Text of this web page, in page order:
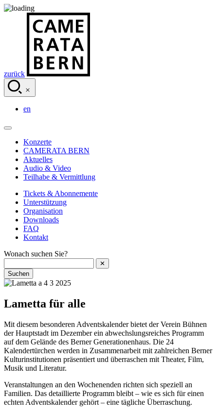
zurück
en
Konzerte
CAMERATA BERN
Aktuelles
Audio & Video
Teilhabe & Vermittlung
Tickets & Abonnemente
Unterstützung
Organisation
Downloads
FAQ
Kontakt
Wonach suchen Sie?
✕
Suchen
Lametta für alle
Mit diesem besonderen Adventskalender bietet der Verein Bühnen
der Hauptstadt im Dezember ein abwechslungsreiches Programm
auf dem Gelände des Berner Generationenhaus. Die 24
Kalendertürchen werden in Zusammenarbeit mit zahlreichen Berner
Kulturinstitutionen präsentiert und überraschen mit Theater, Film,
Musik und Literatur.
Veranstaltungen an den Wochenenden richten sich speziell an
Familien. Das detaillierte Programm bleibt – wie es sich für einen
echten Adventskalender gehört – eine tägliche Überraschung.